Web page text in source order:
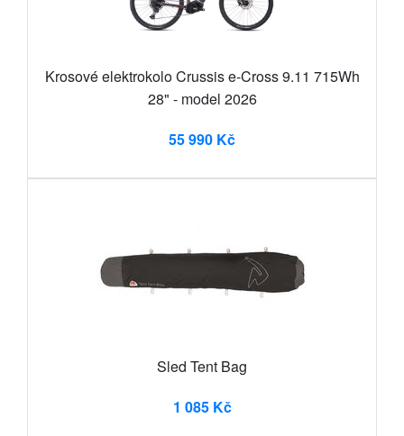
Krosové elektrokolo Crussis e-Cross 9.11 715Wh
28" - model 2026
55 990 Kč
Sled Tent Bag
1 085 Kč